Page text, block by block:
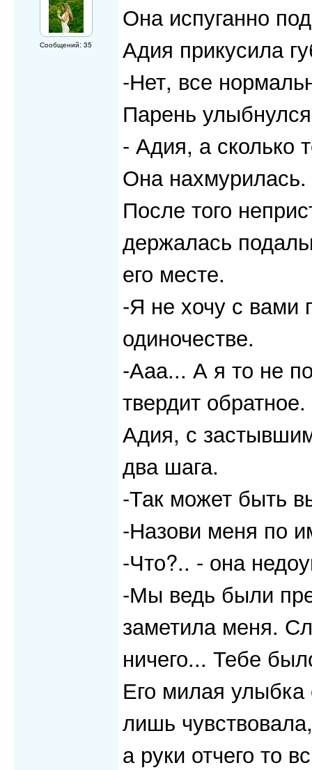
Сообщений: 35
Она испуганно
Адия прикусила
-Нет, все
Парень
- Адия, а сколько
Она
После того
держалась
его месте.
-Я не хочу с вами
одиночестве.
-Ааа... А я то не
твердит
Адия, с
два шага.
-Так может быть
-Назови меня по
-Что?.. - она
-Мы ведь были
заметила меня.
ничего... Тебе
Его милая
лишь
а руки отчего то